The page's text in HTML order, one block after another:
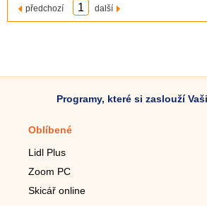
předchozí 1 další
Programy, které si zaslouží
Oblíbené
Lidl Plus
Zoom PC
Skicář online